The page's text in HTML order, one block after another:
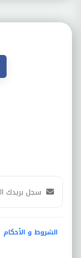
الشروط و الأحكام